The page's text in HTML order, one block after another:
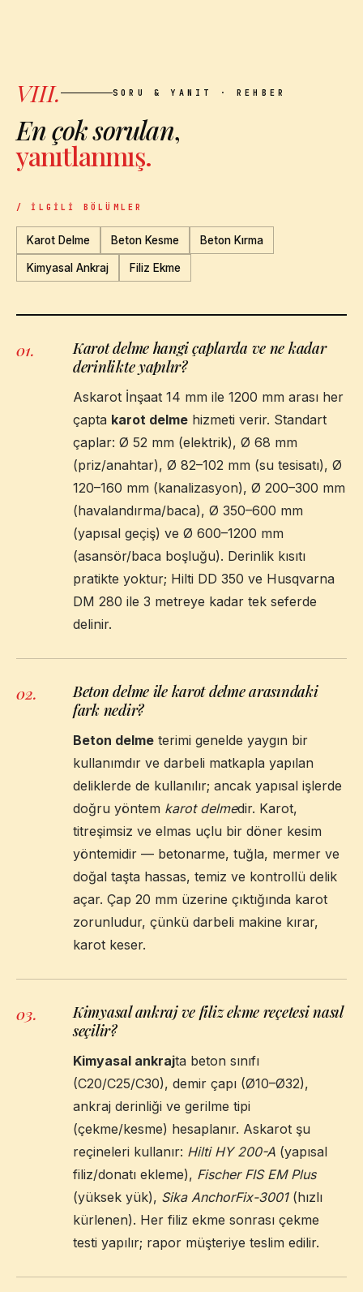
VIII. SORU & YANIT · REHBER
En çok sorulan,
yanıtlanmış.
/ İLGILI BÖLÜMLER
Karot Delme Beton Kesme Beton Kırma
Kimyasal Ankraj Filiz Ekme
01.
Karot delme hangi çaplarda ve ne kadar
derinlikte yapılır?
Askarot İnşaat 14 mm ile 1200 mm arası her
çapta karot delme hizmeti verir. Standart
çaplar: Ø 52 mm (elektrik), Ø 68 mm
(priz/anahtar), Ø 82–102 mm (su tesisatı), Ø
120–160 mm (kanalizasyon), Ø 200–300 mm
(havalandırma/baca), Ø 350–600 mm
(yapısal geçiş) ve Ø 600–1200 mm
(asansör/baca boşluğu). Derinlik kısıtı
pratikte yoktur; Hilti DD 350 ve Husqvarna
DM 280 ile 3 metreye kadar tek seferde
delinir.
02.
Beton delme ile karot delme arasındaki
fark nedir?
Beton delme terimi genelde yaygın bir
kullanımdır ve darbeli matkapla yapılan
deliklerde de kullanılır; ancak yapısal işlerde
doğru yöntem karot delmedir. Karot,
titreşimsiz ve elmas uçlu bir döner kesim
yöntemidir — betonarme, tuğla, mermer ve
doğal taşta hassas, temiz ve kontrollü delik
açar. Çap 20 mm üzerine çıktığında karot
zorunludur, çünkü darbeli makine kırar,
karot keser.
03.
Kimyasal ankraj ve filiz ekme reçetesi nasıl
seçilir?
Kimyasal ankrajta beton sınıfı
(C20/C25/C30), demir çapı (Ø10–Ø32),
ankraj derinliği ve gerilme tipi
(çekme/kesme) hesaplanır. Askarot şu
reçineleri kullanır: Hilti HY 200-A (yapısal
filiz/donatı ekleme), Fischer FIS EM Plus
(yüksek yük), Sika AnchorFix-3001(hızlı
kürlenen). Her filiz ekme sonrası çekme
testi yapılır; rapor müşteriye teslim edilir.